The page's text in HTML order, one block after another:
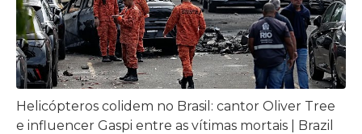
Helicópteros colidem no Brasil: cantor Oliver Tree
e influencer Gaspi entre as vítimas mortais | Brazil